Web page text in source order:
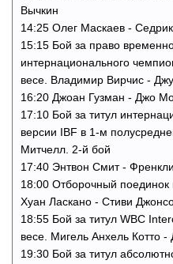
Вычкин
14:25 Олег Маскаев -
15:15 Бой за право
интернационального
весе. Владимир Вирчис -
16:20 Джоан Гузман - Джо
17:10 Бой за титул
версии IBF в 1-м
Митчелл. 2-й бой
17:40 Энтвон Смит -
18:00 Отборочный поединок
Хуан Ласкано - Стиви
18:55 Бой за титул WBC
весе. Мигель Анхель Котто
19:30 Бой за титул